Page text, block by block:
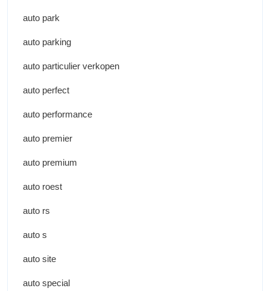
auto park
auto parking
auto particulier verkopen
auto perfect
auto performance
auto premier
auto premium
auto roest
auto rs
auto s
auto site
auto special